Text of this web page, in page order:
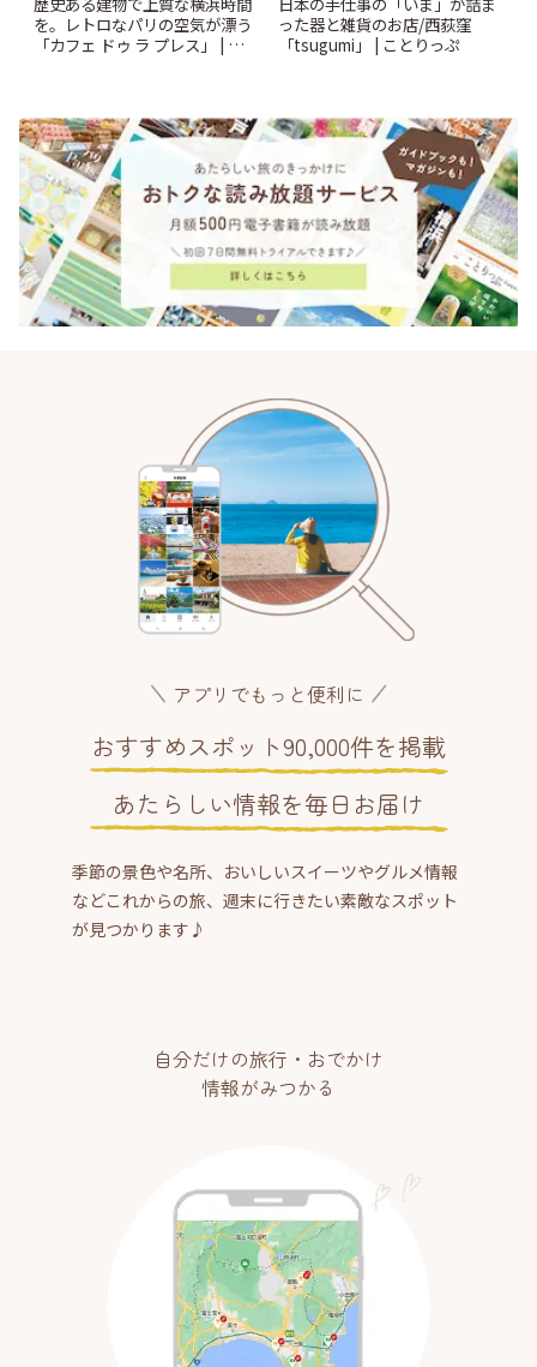
を。レトロなパリの空気が漂う
「カフェ ドゥ ラ プレス」 | こと
った器と雑貨のお店/西荻窪
「tsugumi」 | ことりっぷ
アプリでもっと便利に
おすすめスポット90,000件を掲載
あたらしい情報を毎日お届け
季節の景色や名所、おいしいスイーツやグルメ情報
などこれからの旅、週末に行きたい素敵なスポット
が見つかります♪
自分だけの旅行・おでかけ
情報がみつかる